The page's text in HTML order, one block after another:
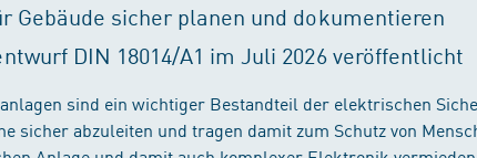
Gebäude sicher planen und dokumentieren
DIN 18014/A1 im Juli 2026 veröffentlicht
sind ein wichtiger Bestandteil der elektrischen
sicher abzuleiten und tragen damit zum Schutz von